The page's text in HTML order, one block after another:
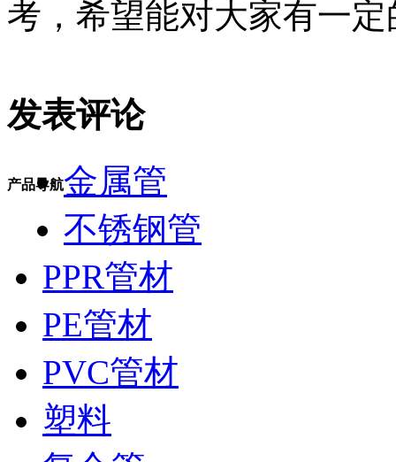
考，希望能对大家有一
发表评论
产品导航金属管
不锈钢管
PPR管材
PE管材
PVC管材
塑料